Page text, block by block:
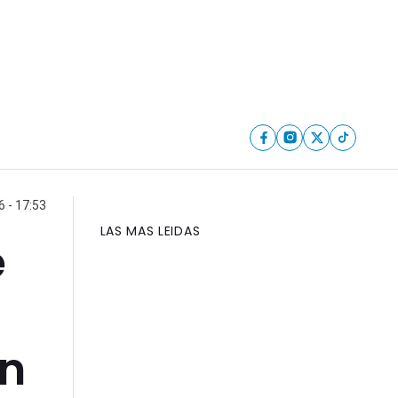
- 17:53
LAS MAS LEIDAS